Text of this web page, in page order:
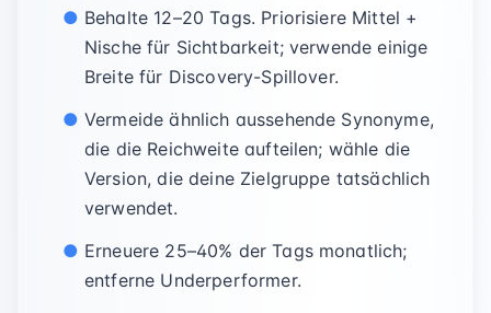
Behalte 12–20 Tags. Priorisiere Mittel +
Nische für Sichtbarkeit; verwende einige
Breite für Discovery-Spillover.
Vermeide ähnlich aussehende Synonyme,
die die Reichweite aufteilen; wähle die
Version, die deine Zielgruppe tatsächlich
verwendet.
Erneuere 25–40% der Tags monatlich;
entferne Underperformer.